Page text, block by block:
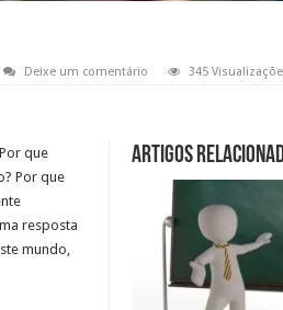
Deixe um comentário 345
Artigos
que
Por que
resposta
mundo,